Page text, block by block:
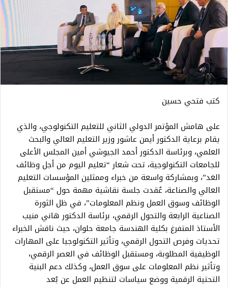
كتب فتحي حسين
على هامش المؤتمر الدولي الثاني للتعليم التكنولوجي، والذي
يقام برعاية الدكتور أيمن عاشور وزير التعليم العالي والبحث
العلمي، وبرئاسة الدكتور أحمد الجيوشي أمين المجلس الأعلى
للجامعات التكنولوجية، تحت شعار “تعليم اليوم من أجل وظائف
الغد”، وبمشاركة واسعة من خبراء وممثلين المؤسسات التعليم
العالي والصناعة، عُقدت جلسة نقاشية مهمة حول “مستقبل
الوظائف وسوق العمل ونظم المعلومات”، في ظل الثورة
الصناعية الرابعة والتحول الرقمي، برئاسة الدكتور هاني منيب
الأستاذ المتفرغ بكلية الهندسة جامعة حلوان، حيث ناقش الخبراء
تحديات وفرص التحول الرقمي، وتأثير التكنولوجيا على المهارات
الوظيفية المطلوبة، ومستقبل الوظائف في العصر الرقمي،
وتأثير نظم المعلومات على سوق العمل، وكذلك دعم البنية
التحتية الرقمية ووضع سياسات لتنظيم العمل عن بُعد